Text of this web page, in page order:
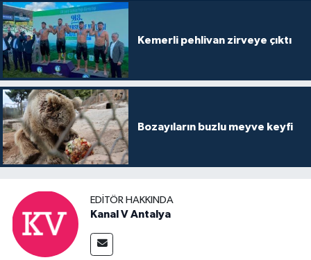
Kemerli pehlivan zirveye çıktı
Bozayıların buzlu meyve keyfi
EDITÖR HAKKINDA
Kanal V Antalya